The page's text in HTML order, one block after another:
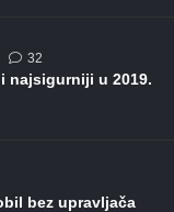
32komentara
najsigurniji u 2019.
bez upravljača